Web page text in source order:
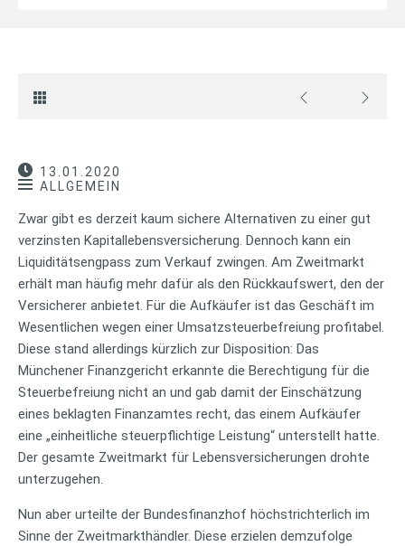
13.01.2020
ALLGEMEIN
Zwar gibt es derzeit kaum sichere Alternativen zu einer gut
verzinsten Kapitallebensversicherung. Dennoch kann ein
Liquiditätsengpass zum Verkauf zwingen. Am Zweitmarkt
erhält man häufig mehr dafür als den Rückkaufswert, den der
Versicherer anbietet. Für die Aufkäufer ist das Geschäft im
Wesentlichen wegen einer Umsatzsteuerbefreiung profitabel.
Diese stand allerdings kürzlich zur Disposition: Das
Münchener Finanzgericht erkannte die Berechtigung für die
Steuerbefreiung nicht an und gab damit der Einschätzung
eines beklagten Finanzamtes recht, das einem Aufkäufer
eine „einheitliche steuerpflichtige Leistung“ unterstellt hatte.
Der gesamte Zweitmarkt für Lebensversicherungen drohte
unterzugehen.
Nun aber urteilte der Bundesfinanzhof höchstrichterlich im
Sinne der Zweitmarkthändler. Diese erzielen demzufolge